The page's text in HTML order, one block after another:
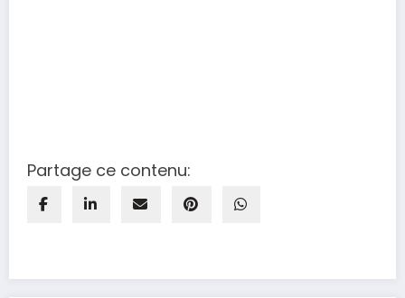
Partage ce contenu: